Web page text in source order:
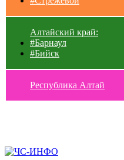
Алтайский край:
#Барнаул
#Бийск
Республика Алтай